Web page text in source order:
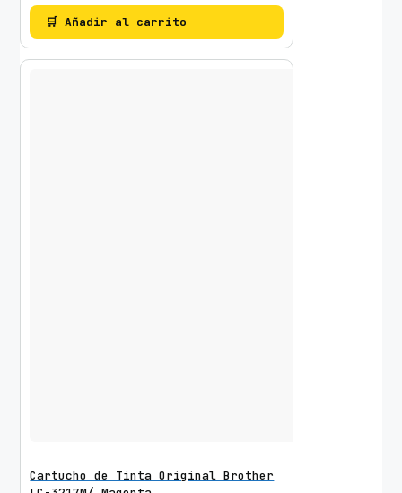
🛒 Añadir al carrito
Cartucho de Tinta Original Brother